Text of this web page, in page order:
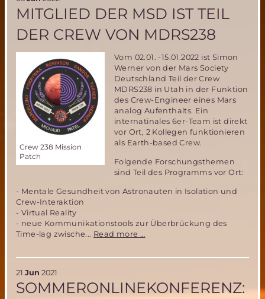
Mars
der
MITGLIED DER MSD IST TEIL
DER CREW VON MDRS238
Crew 238 Mission
Patch
Vom 02.01. -15.01.2022 ist Simon
Werner von der Mars Society
Deutschland Teil der Crew
MDRS238 in Utah in der Funktion
des Crew-Engineer eines Mars
analog Aufenthalts. Ein
internatinales 6er-Team ist direkt
vor Ort, 2 Kollegen funktionieren
als Earth-based Crew.
Folgende Forschungsthemen
sind Teil des Programms vor Ort:
- Mentale Gesundheit von Astronauten in Isolation und
Crew-Interaktion
- Virtual Reality
- neue Kommunikationstools zur Überbrückung des
Time-lag zwische... Read more …
der
21 Jun 2021
SOMMERONLINEKONFERENZ: